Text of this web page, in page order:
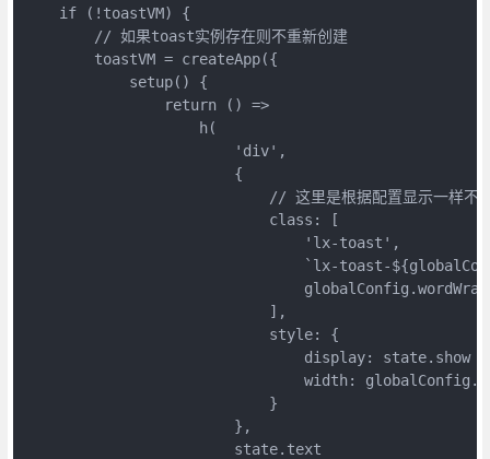
    if (!toastVM) {
        // 如果toast实例存在则不重新创建
        toastVM = createApp({
            setup() {
                return () =>
                    h(
                        'div',
                        {
// 这里是根据配置显示一样不
                            class: [
                                'lx-toast',
`lx-toast-
                            ],
                            style: {
display: state.show
width:
                            }
                        },
                        state.text